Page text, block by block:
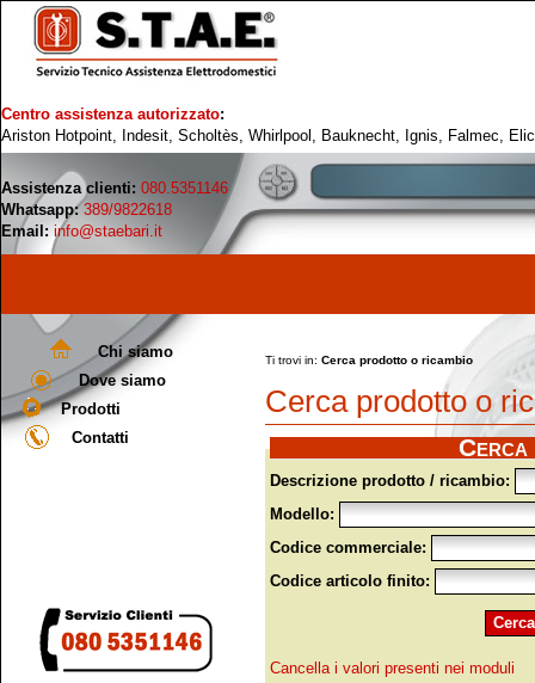
Centro assistenza autorizzato:
Ariston Hotpoint, Indesit, Scholtès, Whirlpool, Bauknecht, Ignis, Falmec,
Assistenza clienti: 080.5351146
Whatsapp: 389/9822618
Email: info@staebari.it
Chi siamo
Dove siamo
Prodotti
Contatti
Ti trovi in: Cerca prodotto o ricambio
Cerca prodotto o
Descrizione prodotto / ricambio:
Modello:
Codice commerciale:
Codice articolo finito:
Cancella i valori presenti nei moduli